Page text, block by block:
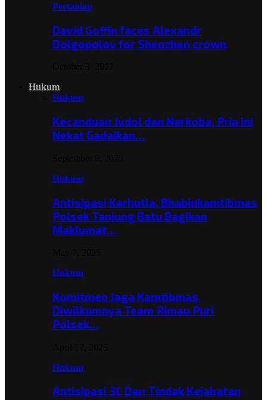
Pertanian
David Goffin faces Alexandr
Dolgopolov for Shenzhen crown
Hukum
Hukum
Kecanduan Judol dan Narkoba, Pria Ini
Nekat Gadaikan…
Hukum
Antisipasi Karhutla, Bhabinkamtibmas
Polsek Tanjung Batu Bagikan
Maklumat…
Hukum
Komitmen Jaga Kamtibmas
Diwilkumnya Team Rimau Puri
Polsek…
Hukum
Antisipasi 3C Dan Tindak Kejahatan